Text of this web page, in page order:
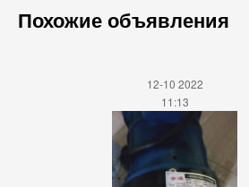
Похожие объявления
12-10 2022
11:13